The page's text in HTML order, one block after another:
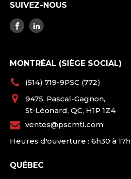
SUIVEZ-NOUS
MONTRÉAL (SIÈGE SOCIAL)
(514) 719-9PSC (772)
9475, Pascal-Gagnon,
St-Léonard, QC, H1P 1Z4
ventes@pscmtl.com
Heures d'ouverture : 6h30 à 17h
QUÉBEC